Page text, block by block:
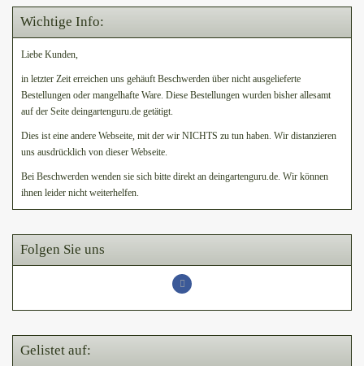
Wichtige Info:
Liebe Kunden,
in letzter Zeit erreichen uns gehäuft Beschwerden über nicht ausgelieferte
Bestellungen oder mangelhafte Ware. Diese Bestellungen wurden bisher allesamt
auf der Seite deingartenguru.de getätigt.
Dies ist eine andere Webseite, mit der wir NICHTS zu tun haben. Wir distanzieren
uns ausdrücklich von dieser Webseite.
Bei Beschwerden wenden sie sich bitte direkt an deingartenguru.de. Wir können
ihnen leider nicht weiterhelfen.
Folgen Sie uns
Gelistet auf: